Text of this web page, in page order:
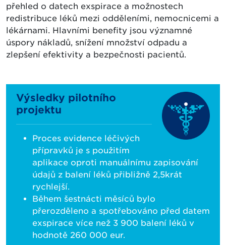
přehled o datech exspirace a možnostech
redistribuce léků mezi odděleními, nemocnicemi a
lékárnami. Hlavními benefity jsou významné
úspory nákladů, snížení množství odpadu a
zlepšení efektivity a bezpečnosti pacientů.
Výsledky pilotního
projektu
Proces evidence léčivých
přípravků je s použitím
aplikace oproti manuálnímu zapisování
údajů z balení léků přibližně 2,5krát
rychlejší.
Během šestnácti měsíců bylo
přerozděleno a spotřebováno před datem
exspirace více než 3 900 balení léků v
hodnotě 260 000 eur.